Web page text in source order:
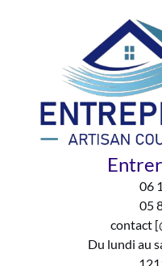
06
05
contact
Du lundi au